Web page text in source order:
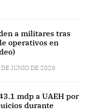
a militares tras
operativos en
JUNIO DE 2026
mdp a UAEH por
durante